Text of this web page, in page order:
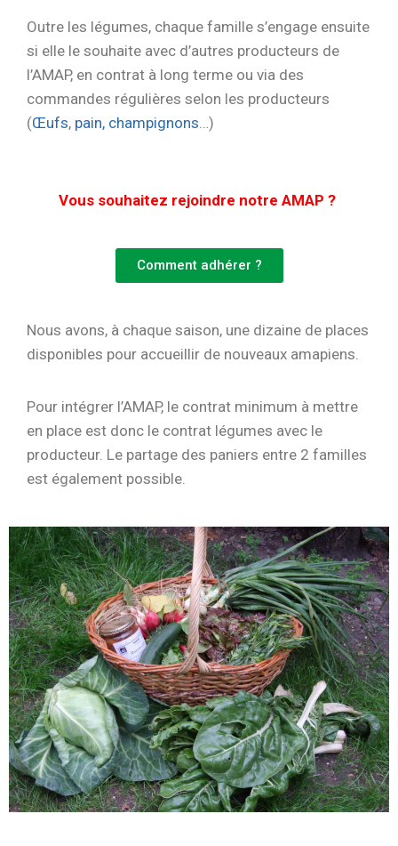
Outre les légumes, chaque famille s’engage ensuite
si elle le souhaite avec d’autres producteurs de
l’AMAP, en contrat à long terme ou via des
commandes régulières selon les producteurs
(Œufs, pain, champignons…)
Vous souhaitez rejoindre notre AMAP ?
Comment adhérer ?
Nous avons, à chaque saison, une dizaine de places
disponibles pour accueillir de nouveaux amapiens.
Pour intégrer l’AMAP, le contrat minimum à mettre
en place est donc le contrat légumes avec le
producteur. Le partage des paniers entre 2 familles
est également possible.